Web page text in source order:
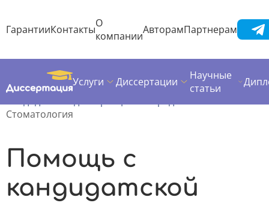
ГарантииКонтактыО
компанииАвторамПартнерам
Услуги Диссертации
Научные
статьи
ДиссертацияКандидатская диссертация
Стоматология
Помощь с
кандидатской